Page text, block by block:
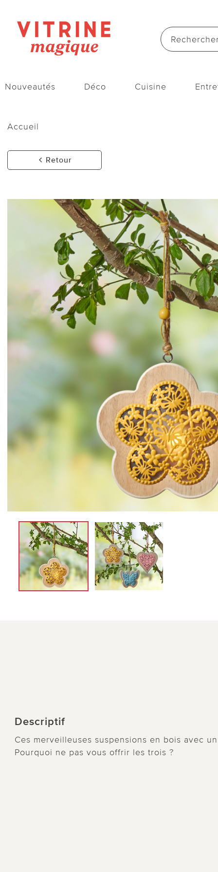
Nouveautés Déco Cuisine
Accueil
Retour
Descriptif
Ces merveilleuses suspensions en bois avec
Pourquoi ne pas vous offrir les trois ?